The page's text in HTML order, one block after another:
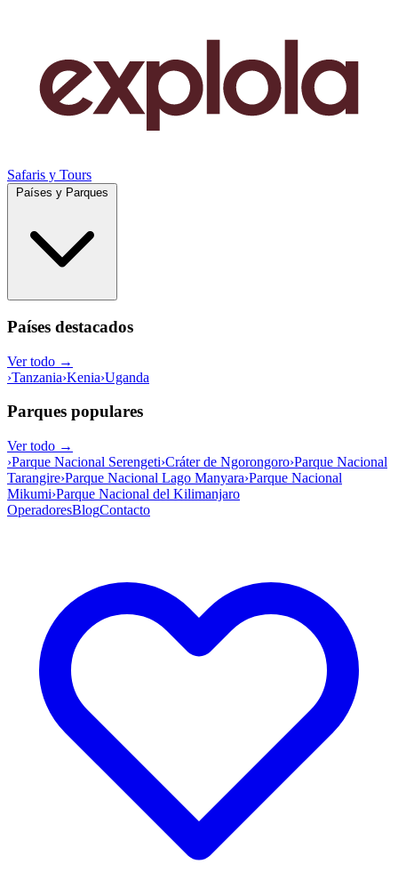
Safaris y Tours
Países destacados
Ver todo →
›Tanzania›Kenia›Uganda
Parques populares
Ver todo →
›Parque Nacional Serengeti›Cráter de Ngorongoro›Parque Nacional
Tarangire›Parque Nacional Lago Manyara›Parque Nacional
Mikumi›Parque Nacional del Kilimanjaro
OperadoresBlogContacto